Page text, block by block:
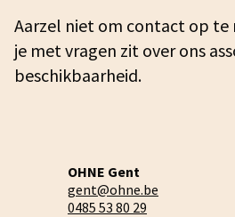
Aarzel niet om contact op te
je met vragen zit over ons
beschikbaarheid.
OHNE Gent
gent@ohne.be
0485 53 80 29